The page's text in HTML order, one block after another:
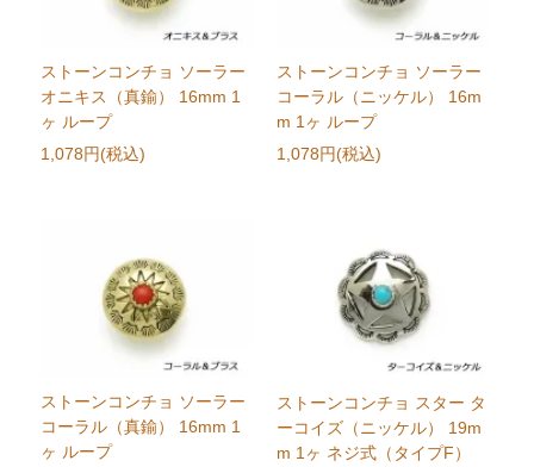
ストーンコンチョ ソーラー
オニキス（真鍮） 16mm 1
ヶ ループ
1,078円(税込)
ストーンコンチョ ソーラー
コーラル（ニッケル） 16m
m 1ヶ ループ
1,078円(税込)
ストーンコンチョ ソーラー
コーラル（真鍮） 16mm 1
ヶ ループ
ストーンコンチョ スター タ
ーコイズ（ニッケル） 19m
m 1ヶ ネジ式（タイプF）